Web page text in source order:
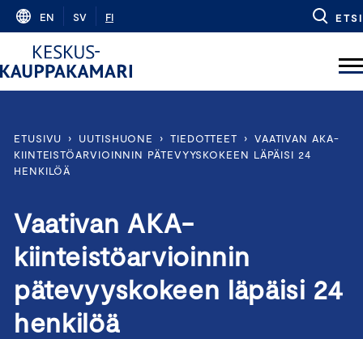
Skip
content
EN SV FI ETSI
ETUSIVU › UUTISHUONE › TIEDOTTEET › VAATIVAN AKA-
KIINTEISTÖARVIOINNIN PÄTEVYYSKOKEEN LÄPÄISI 24
HENKILÖÄ
Vaativan AKA-
kiinteistöarvioinnin
pätevyyskokeen läpäisi 24
henkilöä